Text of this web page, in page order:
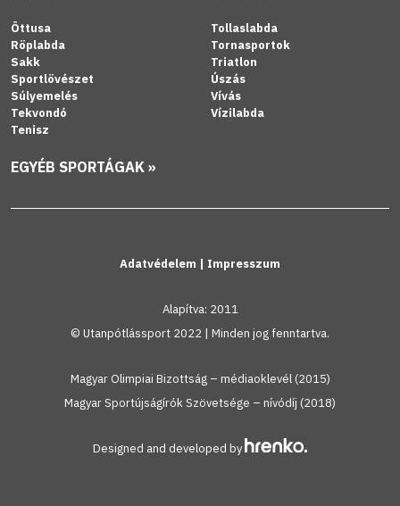
Öttusa
Röplabda
Sakk
Sportlövészet
Súlyemelés
Tekvondó
Tenisz
Tollaslabda
Tornasportok
Triatlon
Úszás
Vívás
Vízilabda
EGYÉB SPORTÁGAK »
Adatvédelem | Impresszum
Alapítva: 2011
© Utanpótlássport 2022 | Minden jog fenntartva.
Magyar Olimpiai Bizottság – médiaoklevél (2015)
Magyar Sportújságírók Szövetsége – nívódíj (2018)
Designed and developed by